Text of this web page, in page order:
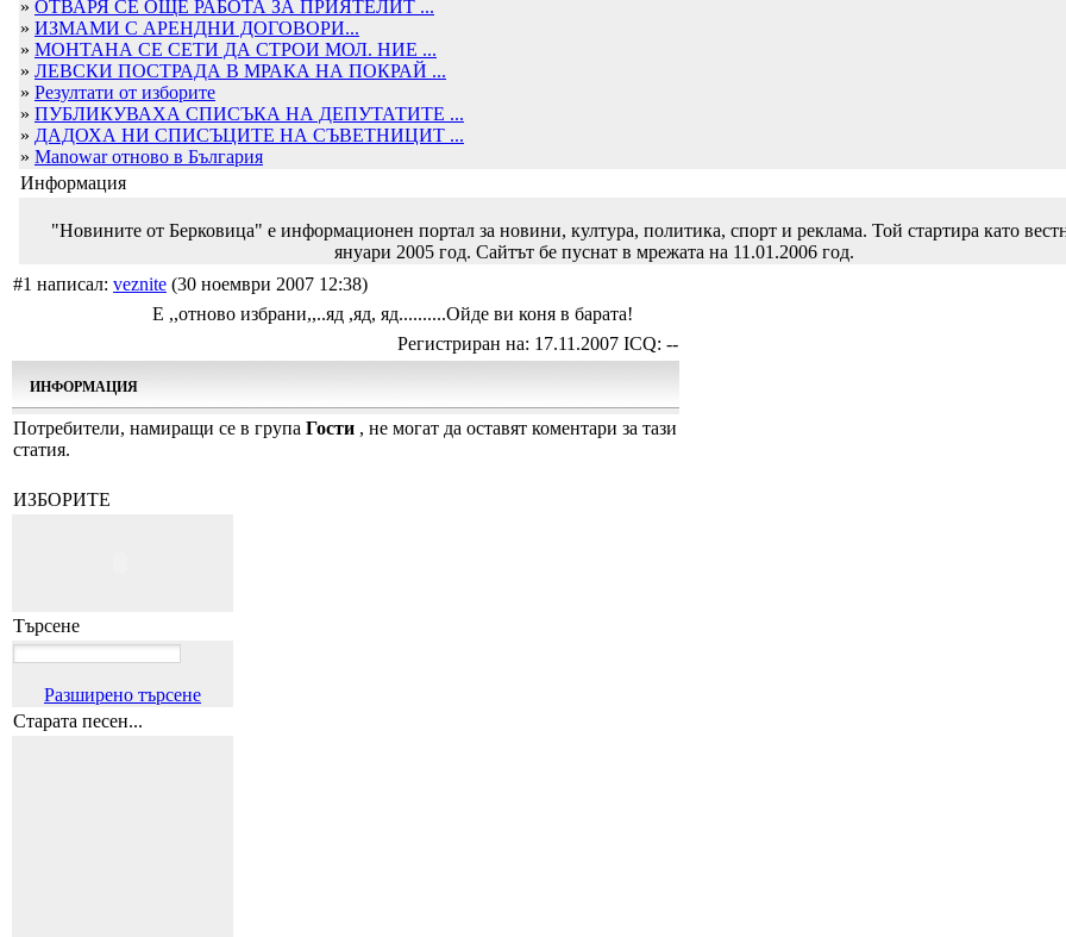
» ОТВАРЯ СЕ ОЩЕ РАБОТА ЗА ПРИЯТЕЛИТ ...
» ИЗМАМИ С АРЕНДНИ ДОГОВОРИ...
» МОНТАНА СЕ СЕТИ ДА СТРОИ МОЛ. НИЕ ...
» ЛЕВСКИ ПОСТРАДА В МРАКА НА ПОКРАЙ ...
» Резултати от изборите
» ПУБЛИКУВАХА СПИСЪКА НА ДЕПУТАТИТЕ ...
» ДАДОХА НИ СПИСЪЦИТЕ НА СЪВЕТНИЦИТ ...
» Manowar отново в България
Информация
"Новините от Берковица" е информационен портал за новини, култура, политика, спорт и реклама. Той стартира като
януари 2005 год. Сайтът бе пуснат в мрежата на 11.01.2006 год.
#1 написал: veznite (30 ноември 2007 12:38)
Е ,,отново избрани,,..яд ,яд, яд..........Ойде ви коня в барата!
Регистриран на: 17.11.2007 ICQ: --
ИНФОРМАЦИЯ
Потребители, намиращи се в група Гости , не могат да оставят коментари за тази
статия.
ИЗБОРИТЕ
Търсене
Разширено търсене
Старата песен...